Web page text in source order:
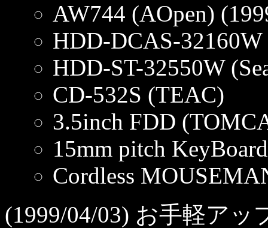
AW744 (AOpen)
HDD-DCAS-
HDD-ST-32550W
CD-532S (TEAC)
3.5inch FDD
15mm pitch
Cordless
(1999/04/03) お手軽ア